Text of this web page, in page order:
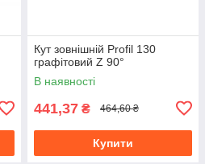
Кут зовнішній Profil 130
графітовий Z 90°
В наявності
441,37 ₴ 464,60 ₴
Купити